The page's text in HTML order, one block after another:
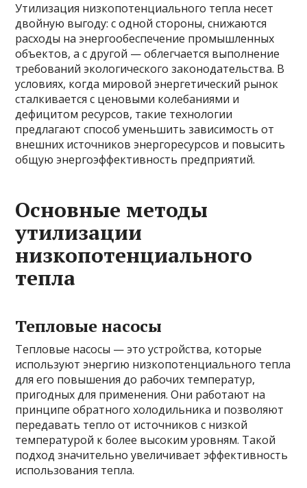
Утилизация низкопотенциального тепла несет
двойную выгоду: с одной стороны, снижаются
расходы на энергообеспечение промышленных
объектов, а с другой — облегчается выполнение
требований экологического законодательства. В
условиях, когда мировой энергетический рынок
сталкивается с ценовыми колебаниями и
дефицитом ресурсов, такие технологии
предлагают способ уменьшить зависимость от
внешних источников энергоресурсов и повысить
общую энергоэффективность предприятий.
Основные методы
утилизации
низкопотенциального
тепла
Тепловые насосы
Тепловые насосы — это устройства, которые
используют энергию низкопотенциального тепла
для его повышения до рабочих температур,
пригодных для применения. Они работают на
принципе обратного холодильника и позволяют
передавать тепло от источников с низкой
температурой к более высоким уровням. Такой
подход значительно увеличивает эффективность
использования тепла.